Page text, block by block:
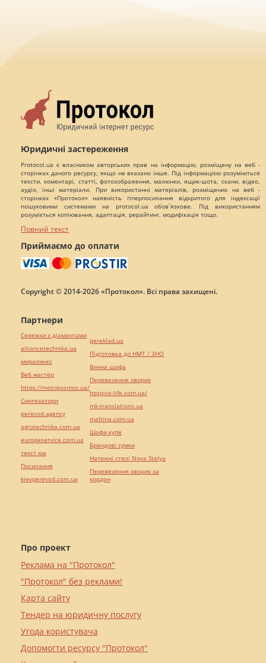
Юридичні застереження
Protocol.ua є власником авторських прав на інформацію, розміщену на веб -
сторінках даного ресурсу, якщо не вказано інше. Під інформацією розуміються
тексти, коментарі, статті, фотозображення, малюнки, ящик-шота, скани, відео,
аудіо, інші матеріали. При використанні матеріалів, розміщених на веб -
сторінках «Протокол» наявність гіперпосилання відкритого для індексації
пошуковими системами на protocol.ua обов`язкове. Під використанням
розуміється копіювання, адаптація, рерайтинг, модифікація тощо.
Повний текст
Приймаємо до оплати
Copyright © 2014-2026 «Протокол». Всі права захищені.
Про проект
Реклама на "Протокол"
"Протокол" без реклами!
Карта сайту
Тендер на юридичну послугу
Угода користувача
Допомогти ресурсу "Протокол"
Партнери
Сережки з діамантами
alliancetechnika.ua
миралинкс
Веб мастер
https://motokosmos.ua/
Синтезатори
perevod.agency
agrotechnika.com.ua
europeservice.com.ua
текст юа
Посилання
kievperevod.com.ua
pereklad.ua
Підготовка до НМТ / ЗНО
Винна шафа
Перевезення хворих
hospice-life.com.ua/
mk-translations.ua
maltina.com.ua
Шафи купе
Брендові сумки
Натяжні стелі Nova Stelya
Перевезення хворих за
кордон